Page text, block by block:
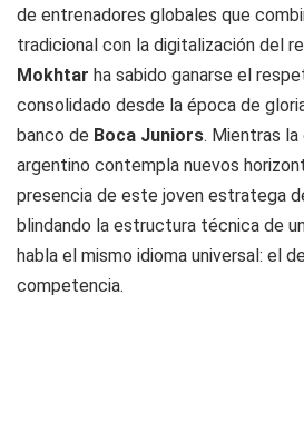
de entrenadores globales que
tradicional con la digitalización del
Mokhtar ha sabido ganarse el
consolidado desde la época de
banco de Boca Juniors. Mientras
argentino contempla nuevos
presencia de este joven estratega
blindando la estructura técnica de
habla el mismo idioma universal: el
competencia.